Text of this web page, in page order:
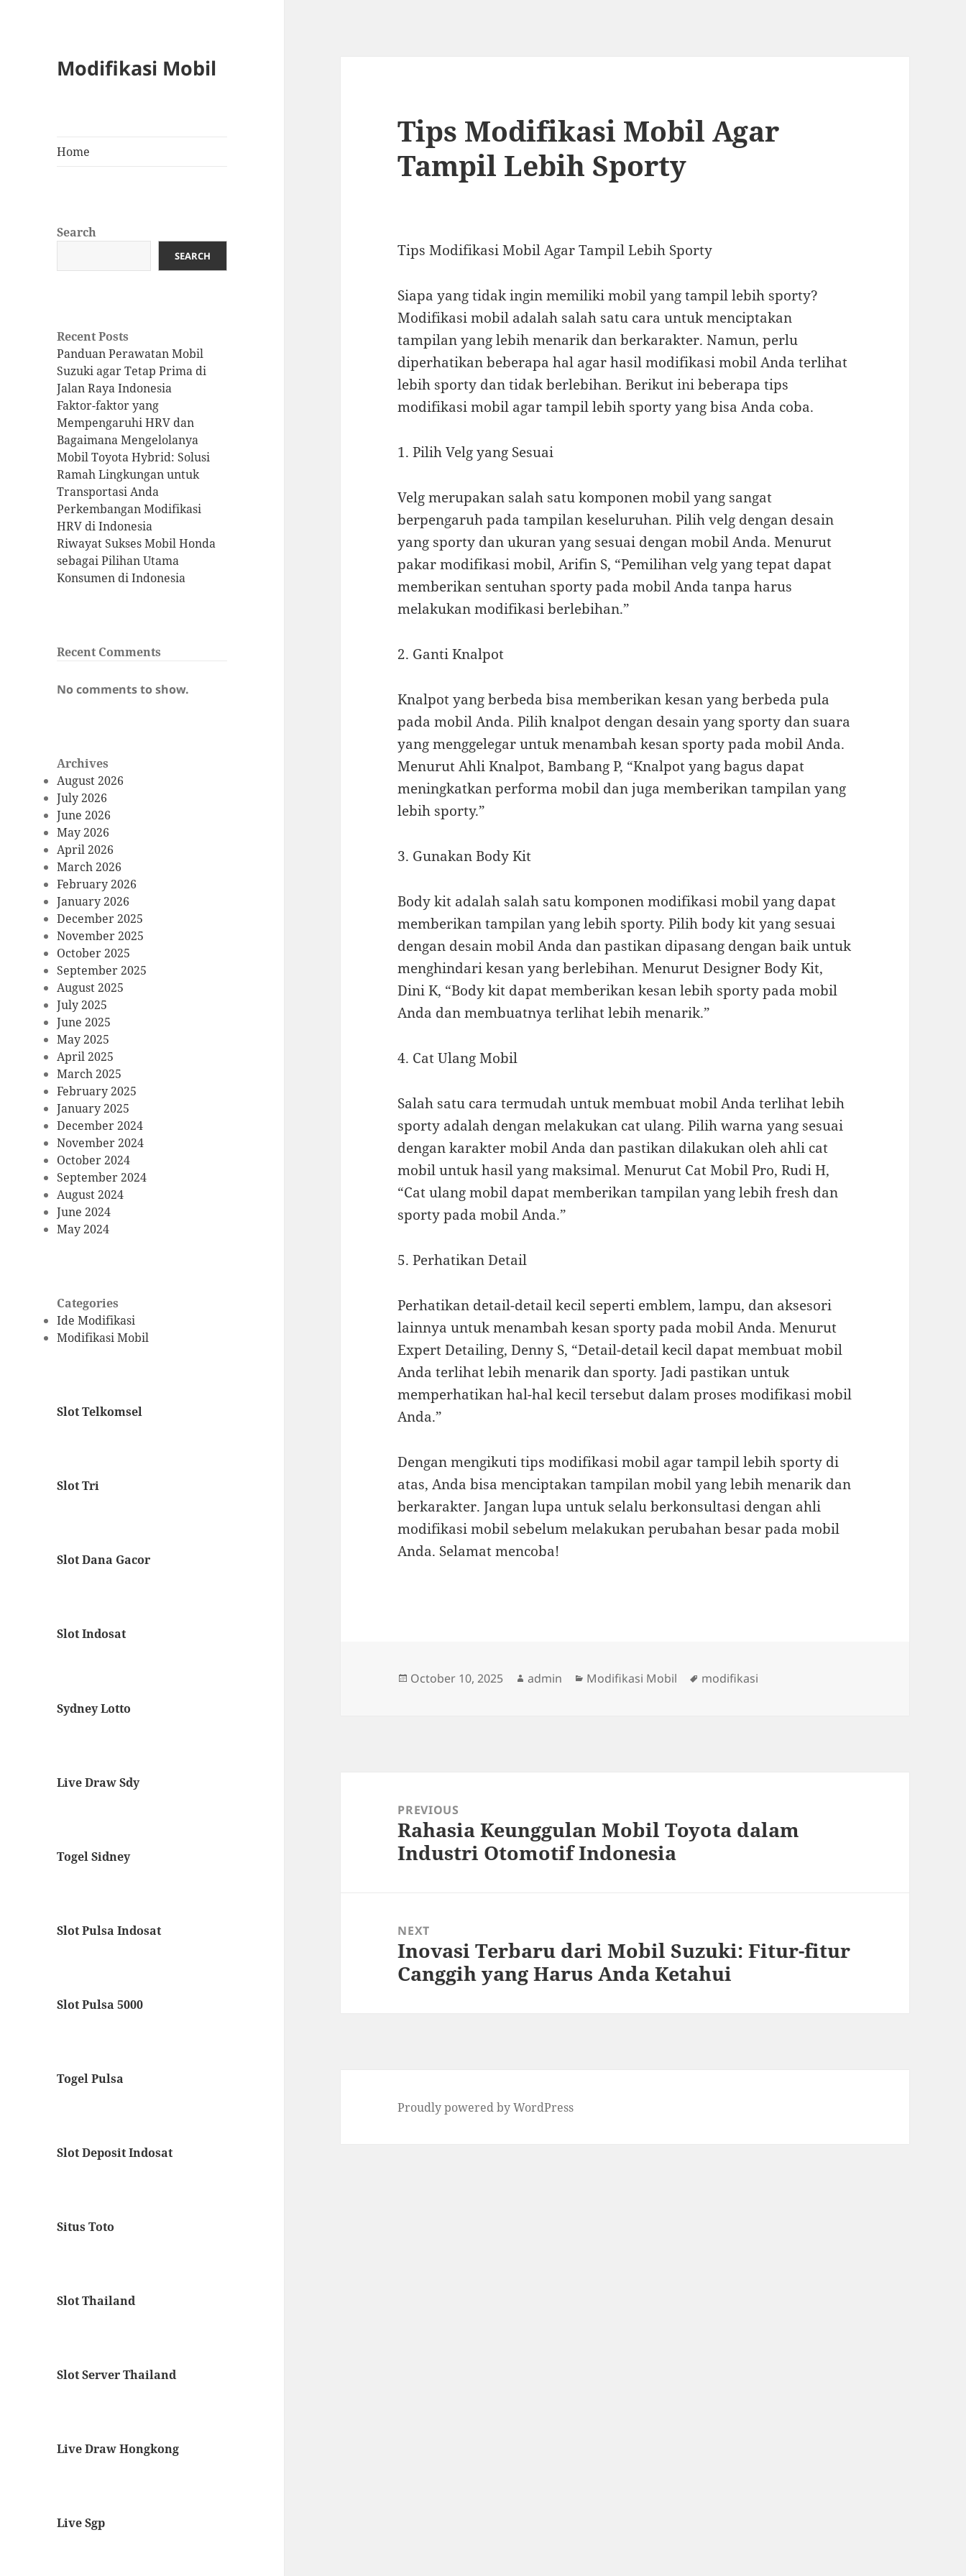
Modifikasi Mobil
Home
Search
SEARCH
Recent Posts
Panduan Perawatan Mobil
Suzuki agar Tetap Prima di
Jalan Raya Indonesia
Faktor-faktor yang
Mempengaruhi HRV dan
Bagaimana Mengelolanya
Mobil Toyota Hybrid: Solusi
Ramah Lingkungan untuk
Transportasi Anda
Perkembangan Modifikasi
HRV di Indonesia
Riwayat Sukses Mobil Honda
sebagai Pilihan Utama
Konsumen di Indonesia
Recent Comments
No comments to show.
Archives
August 2026
July 2026
June 2026
May 2026
April 2026
March 2026
February 2026
January 2026
December 2025
November 2025
October 2025
September 2025
August 2025
July 2025
June 2025
May 2025
April 2025
March 2025
February 2025
January 2025
December 2024
November 2024
October 2024
September 2024
August 2024
June 2024
May 2024
Categories
Ide Modifikasi
Modifikasi Mobil
Slot Telkomsel
Slot Tri
Slot Dana Gacor
Slot Indosat
Sydney Lotto
Live Draw Sdy
Togel Sidney
Slot Pulsa Indosat
Slot Pulsa 5000
Togel Pulsa
Slot Deposit Indosat
Situs Toto
Slot Thailand
Slot Server Thailand
Live Draw Hongkong
Live Sgp
Tips Modifikasi Mobil Agar
Tampil Lebih Sporty
Tips Modifikasi Mobil Agar Tampil Lebih Sporty
Siapa yang tidak ingin memiliki mobil yang tampil lebih sporty?
Modifikasi mobil adalah salah satu cara untuk menciptakan
tampilan yang lebih menarik dan berkarakter. Namun, perlu
diperhatikan beberapa hal agar hasil modifikasi mobil Anda terlihat
lebih sporty dan tidak berlebihan. Berikut ini beberapa tips
modifikasi mobil agar tampil lebih sporty yang bisa Anda coba.
1. Pilih Velg yang Sesuai
Velg merupakan salah satu komponen mobil yang sangat
berpengaruh pada tampilan keseluruhan. Pilih velg dengan desain
yang sporty dan ukuran yang sesuai dengan mobil Anda. Menurut
pakar modifikasi mobil, Arifin S, “Pemilihan velg yang tepat dapat
memberikan sentuhan sporty pada mobil Anda tanpa harus
melakukan modifikasi berlebihan.”
2. Ganti Knalpot
Knalpot yang berbeda bisa memberikan kesan yang berbeda pula
pada mobil Anda. Pilih knalpot dengan desain yang sporty dan suara
yang menggelegar untuk menambah kesan sporty pada mobil Anda.
Menurut Ahli Knalpot, Bambang P, “Knalpot yang bagus dapat
meningkatkan performa mobil dan juga memberikan tampilan yang
lebih sporty.”
3. Gunakan Body Kit
Body kit adalah salah satu komponen modifikasi mobil yang dapat
memberikan tampilan yang lebih sporty. Pilih body kit yang sesuai
dengan desain mobil Anda dan pastikan dipasang dengan baik untuk
menghindari kesan yang berlebihan. Menurut Designer Body Kit,
Dini K, “Body kit dapat memberikan kesan lebih sporty pada mobil
Anda dan membuatnya terlihat lebih menarik.”
4. Cat Ulang Mobil
Salah satu cara termudah untuk membuat mobil Anda terlihat lebih
sporty adalah dengan melakukan cat ulang. Pilih warna yang sesuai
dengan karakter mobil Anda dan pastikan dilakukan oleh ahli cat
mobil untuk hasil yang maksimal. Menurut Cat Mobil Pro, Rudi H,
“Cat ulang mobil dapat memberikan tampilan yang lebih fresh dan
sporty pada mobil Anda.”
5. Perhatikan Detail
Perhatikan detail-detail kecil seperti emblem, lampu, dan aksesori
lainnya untuk menambah kesan sporty pada mobil Anda. Menurut
Expert Detailing, Denny S, “Detail-detail kecil dapat membuat mobil
Anda terlihat lebih menarik dan sporty. Jadi pastikan untuk
memperhatikan hal-hal kecil tersebut dalam proses modifikasi mobil
Anda.”
Dengan mengikuti tips modifikasi mobil agar tampil lebih sporty di
atas, Anda bisa menciptakan tampilan mobil yang lebih menarik dan
berkarakter. Jangan lupa untuk selalu berkonsultasi dengan ahli
modifikasi mobil sebelum melakukan perubahan besar pada mobil
Anda. Selamat mencoba!
Posted
October 10, 2025 Author
admin Categories
Modifikasi Mobil Tags
modifikasi
navigationPREVIOUS
Previous
post:
Rahasia Keunggulan Mobil Toyota dalam
Industri Otomotif Indonesia
NEXT
Next
post:
Inovasi Terbaru dari Mobil Suzuki: Fitur-fitur
Canggih yang Harus Anda Ketahui
Proudly powered by WordPress